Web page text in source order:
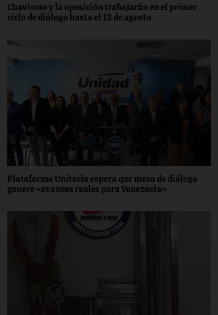
Chavismo y la oposición trabajarán en el primer
ciclo de diálogo hasta el 12 de agosto
Plataforma Unitaria espera que mesa de diálogo
genere «avances reales para Venezuela»